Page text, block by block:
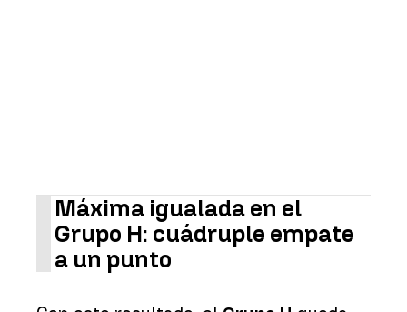
Máxima igualada en el
Grupo H: cuádruple empate
a un punto